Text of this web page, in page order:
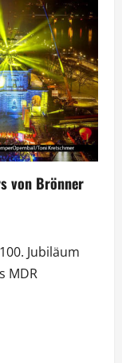
von Brönner
Jubiläum
MDR